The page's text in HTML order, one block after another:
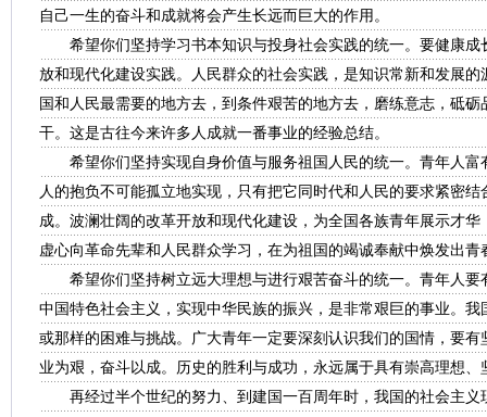
自己一生的奋斗和成就将会产生长远而巨大的作用。
希望你们坚持学习书本知识与投身社会实践的统一。要健康成
放和现代化建设实践。人民群众的社会实践，是知识常新和发展
国和人民最需要的地方去，到条件艰苦的地方去，磨练意志，砥
干。这是古往今来许多人成就一番事业的经验总结。
希望你们坚持实现自身价值与服务祖国人民的统一。青年人富
人的抱负不可能孤立地实现，只有把它同时代和人民的要求紧密
成。波澜壮阔的改革开放和现代化建设，为全国各族青年展示才
虚心向革命先辈和人民群众学习，在为祖国的竭诚奉献中焕发出青
希望你们坚持树立远大理想与进行艰苦奋斗的统一。青年人要
中国特色社会主义，实现中华民族的振兴，是非常艰巨的事业。
或那样的困难与挑战。广大青年一定要深刻认识我们的国情，要
业为艰，奋斗以成。历史的胜利与成功，永远属于具有崇高理想
再经过半个世纪的努力、到建国一百周年时，我国的社会主义